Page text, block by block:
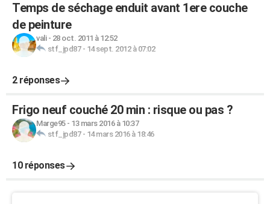
Temps de séchage enduit avant 1ere couche
de peinture
vali- 28 oct. 2011 à 12:52
stf_jpd87- 14 sept. 2012 à 07:02
2 réponses
Frigo neuf couché 20 min : risque ou pas ?
Marge95- 13 mars 2016 à 10:37
stf_jpd87- 14 mars 2016 à 18:46
10 réponses